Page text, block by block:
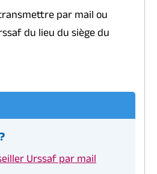
par mail ou
du lieu du siège du
Urssaf par mail